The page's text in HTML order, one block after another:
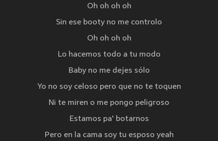
Oh oh oh oh
Sin ese booty no me controlo
Oh oh oh oh
Lo hacemos todo a tu modo
Baby no me dejes sólo
Yo no soy celoso pero que no te toquen
Ni te miren o me pongo peligroso
Estamos pa' botarnos
Pero en la cama soy tu esposo yeah